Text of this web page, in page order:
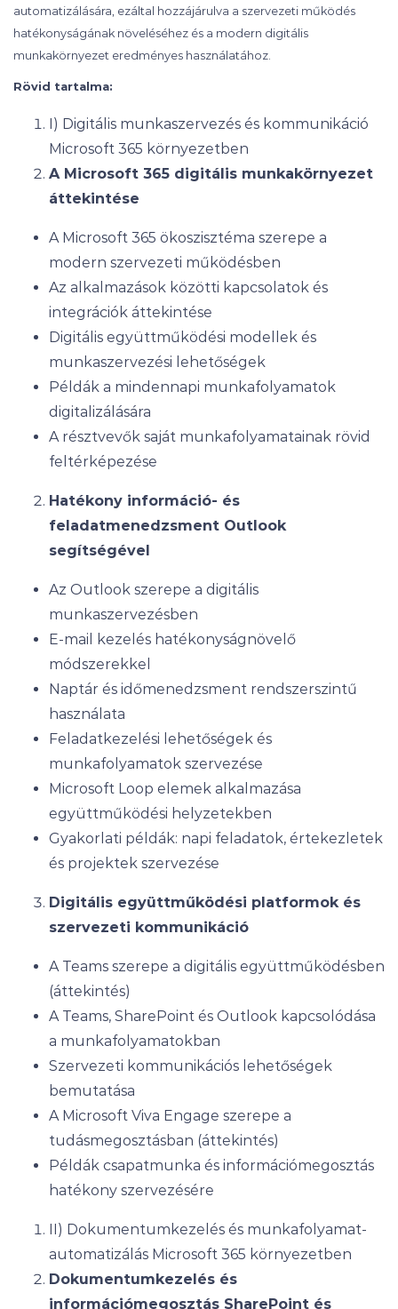
automatizálására, ezáltal hozzájárulva a szervezeti működés
hatékonyságának növeléséhez és a modern digitális
munkakörnyezet eredményes használatához.
Rövid tartalma:
I) Digitális munkaszervezés és kommunikáció
Microsoft 365 környezetben
A Microsoft 365 digitális munkakörnyezet
áttekintése
A Microsoft 365 ökoszisztéma szerepe a
modern szervezeti működésben
Az alkalmazások közötti kapcsolatok és
integrációk áttekintése
Digitális együttműködési modellek és
munkaszervezési lehetőségek
Példák a mindennapi munkafolyamatok
digitalizálására
A résztvevők saját munkafolyamatainak rövid
feltérképezése
Hatékony információ- és
feladatmenedzsment Outlook
segítségével
Az Outlook szerepe a digitális
munkaszervezésben
E-mail kezelés hatékonyságnövelő
módszerekkel
Naptár és időmenedzsment rendszerszintű
használata
Feladatkezelési lehetőségek és
munkafolyamatok szervezése
Microsoft Loop elemek alkalmazása
együttműködési helyzetekben
Gyakorlati példák: napi feladatok, értekezletek
és projektek szervezése
Digitális együttműködési platformok és
szervezeti kommunikáció
A Teams szerepe a digitális együttműködésben
(áttekintés)
A Teams, SharePoint és Outlook kapcsolódása
a munkafolyamatokban
Szervezeti kommunikációs lehetőségek
bemutatása
A Microsoft Viva Engage szerepe a
tudásmegosztásban (áttekintés)
Példák csapatmunka és információmegosztás
hatékony szervezésére
II) Dokumentumkezelés és munkafolyamat-
automatizálás Microsoft 365 környezetben
Dokumentumkezelés és
információmegosztás SharePoint és